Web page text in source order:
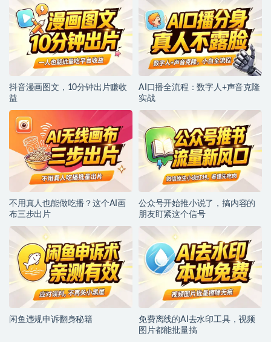
抖音漫画图文，10分钟出片赚收
益
AI口播全流程：数字人+声音克隆
实战
不用真人也能做吃播？这个AI画
布三步出片
公众号开始推小说了，搞内容的
朋友盯紧这个信号
闲鱼违规申诉翻身秘籍
免费离线的AI去水印工具，视频
图片都能批量搞